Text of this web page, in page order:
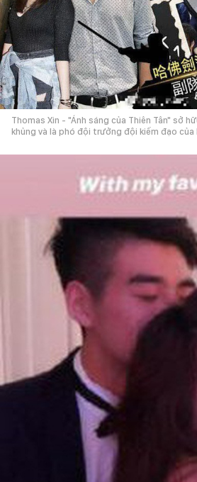
Thomas Xin - "Ánh sáng của Thiên Tân" sở
khủng và là phó đội trưởng đội kiếm đạo của